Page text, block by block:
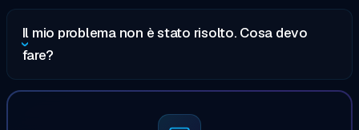
Il mio problema non è stato risolto. Cosa devo
fare?